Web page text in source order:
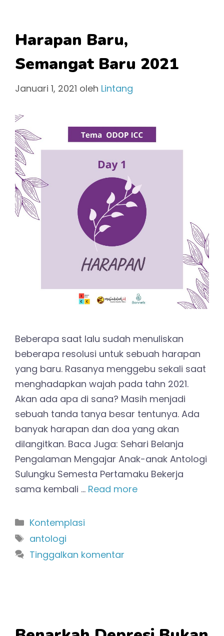
Harapan Baru,
Semangat Baru 2021
Januari 1, 2021 oleh Lintang
Beberapa saat lalu sudah menuliskan
beberapa resolusi untuk sebuah harapan
yang baru. Rasanya menggebu sekali saat
menghadapkan wajah pada tahn 2021.
Akan ada apa di sana? Masih menjadi
sebuah tanda tanya besar tentunya. Ada
banyak harapan dan doa yang akan
dilangitkan. Baca Juga: Sehari Belanja
Pengalaman Mengajar Anak-anak Antologi
Sulungku Semesta Pertamaku Bekerja
sama kembali … Read more
Kategori
Kontemplasi
Tag
antologi
Tinggalkan komentar